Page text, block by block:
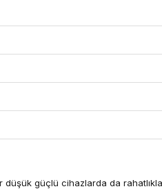
güçlü cihazlarda da rahatlıkla